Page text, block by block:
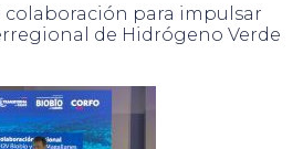
colaboración para impulsar
de Hidrógeno Verde